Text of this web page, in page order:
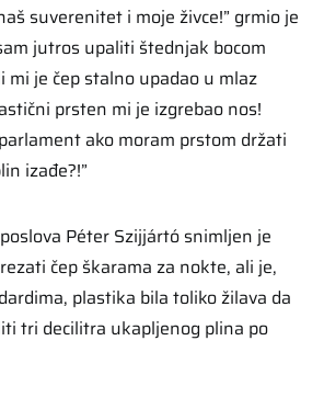
suverenitet i moje živce!” grmio je
jutros upaliti štednjak bocom
mi je čep stalno upadao u mlaz
prsten mi je izgrebao nos!
ako moram prstom držati
izađe?!”
Péter Szijjártó snimljen je
čep škarama za nokte, ali je,
plastika bila toliko žilava da
tri decilitra ukapljenog plina po